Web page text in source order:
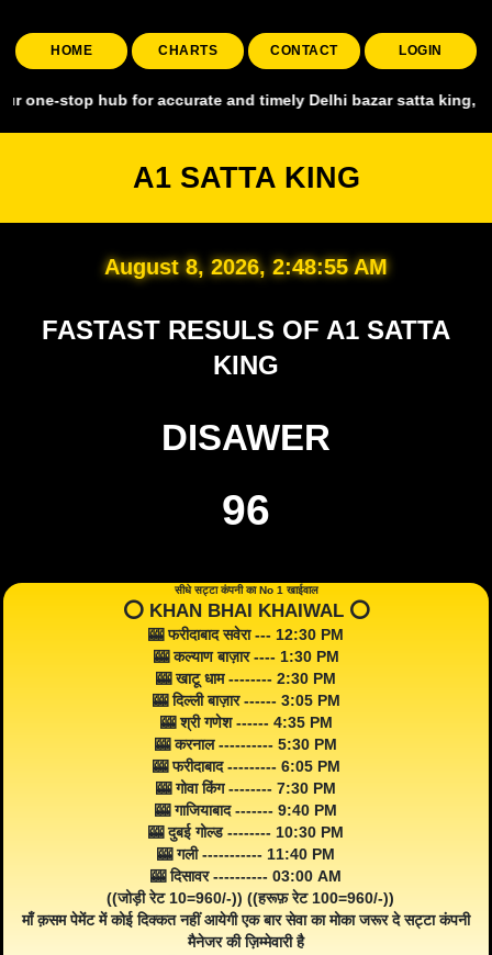
HOME CHARTS CONTACT LOGIN
hub for accurate and timely Delhi bazar satta king, covering
A1 SATTA KING
August 8, 2026, 2:48:56 AM
FASTAST RESULS OF A1 SATTA
KING
DISAWER
96
सीधे सट्टा कंपनी का No 1 खाईवाल
⭕️ KHAN BHAI KHAIWAL ⭕️
🎰 फरीदाबाद सवेरा --- 12:30 PM
🎰 कल्याण बाज़ार ---- 1:30 PM
🎰 खाटू धाम -------- 2:30 PM
🎰 दिल्ली बाज़ार ------ 3:05 PM
🎰 श्री गणेश ------ 4:35 PM
🎰 करनाल ---------- 5:30 PM
🎰 फरीदाबाद --------- 6:05 PM
🎰 गोवा किंग -------- 7:30 PM
🎰 गाजियाबाद ------- 9:40 PM
🎰 दुबई गोल्ड -------- 10:30 PM
🎰 गली ----------- 11:40 PM
🎰 दिसावर ---------- 03:00 AM
((जोड़ी रेट 10=960/-)) ((हरूफ़ रेट 100=960/-))
माँ क़सम पेमेंट में कोई दिक्कत नहीं आयेगी एक बार सेवा का मोका जरूर दे सट्टा कंपनी
मैनेजर की ज़िम्मेवारी है